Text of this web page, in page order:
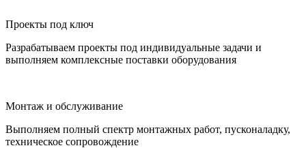
Проекты под ключ
Разрабатываем проекты под индивидуальные задачи и
выполняем комплексные поставки оборудования
Монтаж и обслуживание
Выполняем полный спектр монтажных работ, пусконаладку,
техническое сопровождение